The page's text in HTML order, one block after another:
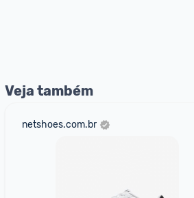
Veja também
netshoes.com.br